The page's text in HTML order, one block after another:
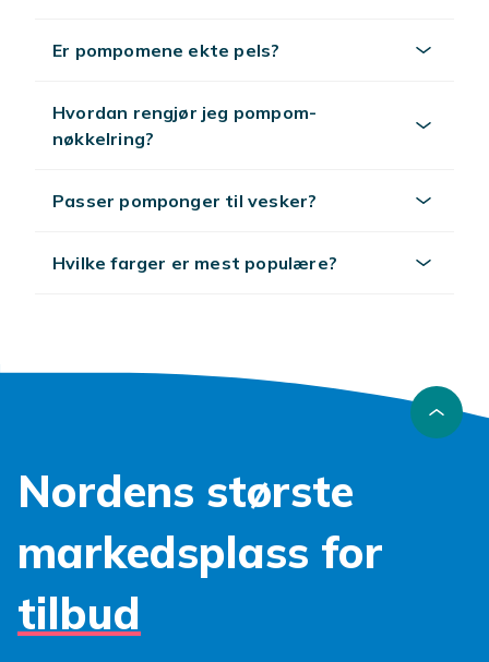
Semote.
Er pompomene ekte pels?
Hvordan rengjør jeg pompom-
nøkkelring?
Passer pomponger til vesker?
Hvilke farger er mest populære?
Nordens største
markedsplass for
tilbud